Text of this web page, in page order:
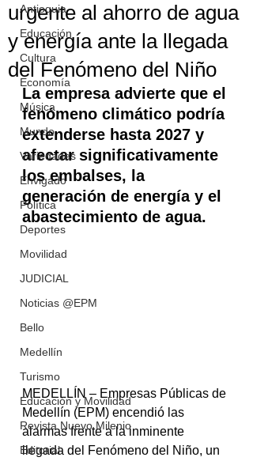
Antioquia
Educación
Cultura
Economía
Música
Mundo
Variedades
Envigado
Política
Deportes
Movilidad
JUDICIAL
Noticias @EPM
Bello
Medellín
Turismo
Educación y Movilidad
Revista Nuevo Milenio
Editorial
urgente al ahorro de agua
y energía ante la llegada
del Fenómeno del Niño
La empresa advierte que el
fenómeno climático podría
extenderse hasta 2027 y
afectar significativamente
los embalses, la
generación de energía y el
abastecimiento de agua.
MEDELLÍN – Empresas Públicas de
Medellín (EPM) encendió las
alarmas frente a la inminente
llegada del Fenómeno del Niño, un